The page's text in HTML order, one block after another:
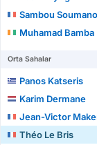
Sambou Soumano
Muhamad Bamba
Orta Sahalar
Panos Katseris
Karim Dermane
Jean-Victor
Théo Le Bris